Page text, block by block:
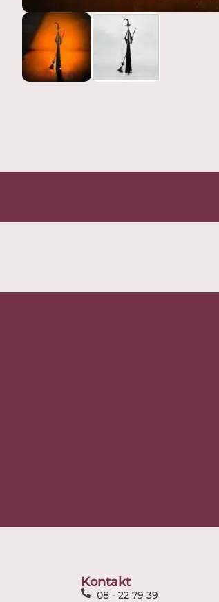
Kontakt
08 - 22 79 39